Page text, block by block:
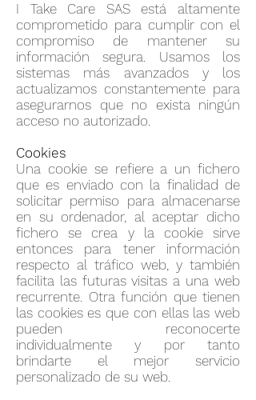
I Take Care SAS está altamente
comprometido para cumplir con el
compromiso de mantener su
información segura. Usamos los
sistemas más avanzados y los
actualizamos constantemente para
asegurarnos que no exista ningún
acceso no autorizado.
Cookies
Una cookie se refiere a un fichero
que es enviado con la finalidad de
solicitar permiso para almacenarse
en su ordenador, al aceptar dicho
fichero se crea y la cookie sirve
entonces para tener información
respecto al tráfico web, y también
facilita las futuras visitas a una web
recurrente. Otra función que tienen
las cookies es que con ellas las web
pueden reconocerte
individualmente y por tanto
brindarte el mejor servicio
personalizado de su web.